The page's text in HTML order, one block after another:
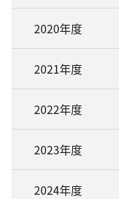
2020年度
2021年度
2022年度
2023年度
2024年度